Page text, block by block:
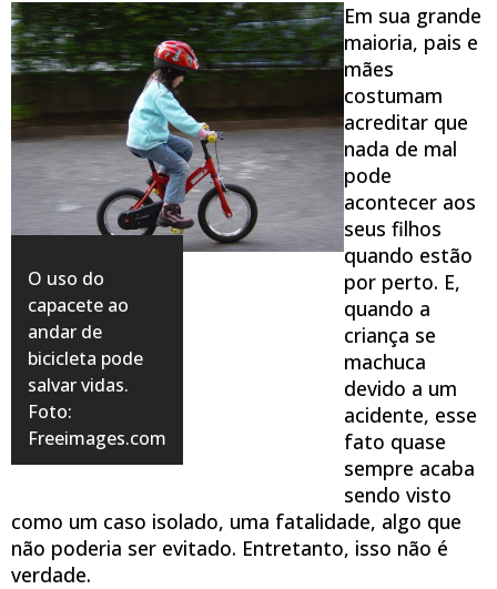
O uso do
capacete ao
andar de
bicicleta pode
salvar vidas.
Foto:
Freeimages.com
Em sua grande
maioria, pais e
mães
costumam
acreditar que
nada de mal
pode
acontecer aos
seus filhos
quando estão
por perto. E,
quando a
criança se
machuca
devido a um
acidente, esse
fato quase
sempre acaba
sendo visto
como um caso isolado, uma fatalidade, algo que
não poderia ser evitado. Entretanto, isso não é
verdade.